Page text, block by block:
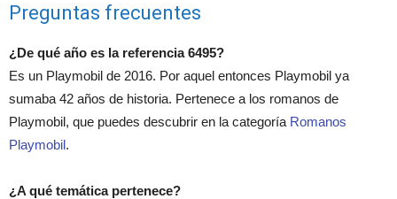
Preguntas frecuentes
¿De qué año es la referencia 6495?
Es un Playmobil de 2016. Por aquel entonces Playmobil ya
sumaba 42 años de historia. Pertenece a los romanos de
Playmobil, que puedes descubrir en la categoría Romanos
Playmobil.
¿A qué temática pertenece?